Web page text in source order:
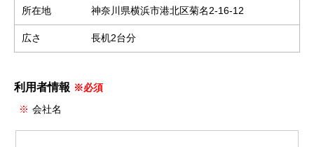
所在地 神奈川県横浜市港北区菊名2-16-12
広さ 長机2台分
利用者情報 ※必須
※ 会社名